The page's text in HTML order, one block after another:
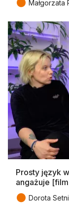
● Małgorzata
Prosty język
angażuje
● Dorota